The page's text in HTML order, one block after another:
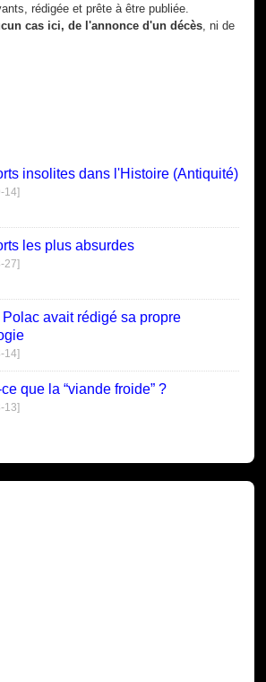
rédigée et prête à être publiée.
cas ici, de l'annonce d'un décès , ni de
insolites dans l'Histoire (Antiquité)
14]
les plus absurdes
27]
Polac avait rédigé sa propre
14]
que la “viande froide” ?
13]